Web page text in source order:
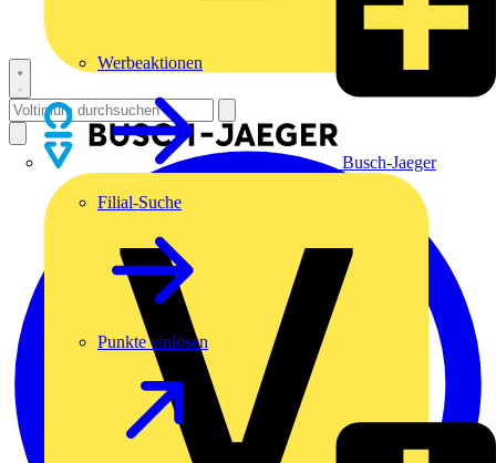
Busch-Jaeger
Werbeaktionen
Filial-Suche
Punkte einlösen